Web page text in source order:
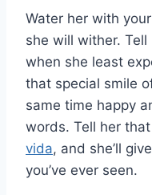
Water her with
she will wither.
when she least
that special smile
same time happy
words. Tell her
vida, and she’ll
you’ve ever seen.